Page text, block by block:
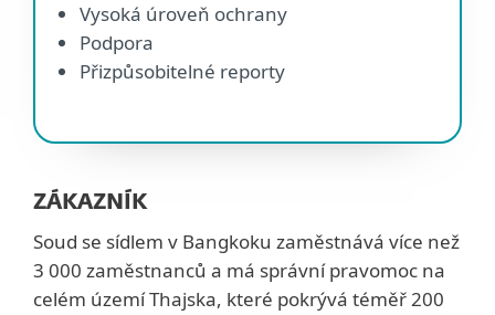
Vysoká úroveň ochrany
Podpora
Přizpůsobitelné reporty
ZÁKAZNÍK
Soud se sídlem v Bangkoku zaměstnává více než
3 000 zaměstnanců a má správní pravomoc na
celém území Thajska, které pokrývá téměř 200